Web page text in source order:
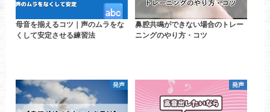
母音を揃えるコツ｜声のムラをな
くして安定させる練習法
鼻腔共鳴ができない場合のトレー
ニングのやり方・コツ
発声 発声